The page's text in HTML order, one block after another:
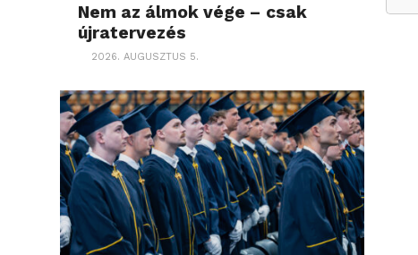
Nem az álmok vége – csak
újratervezés
2026. AUGUSZTUS 5.